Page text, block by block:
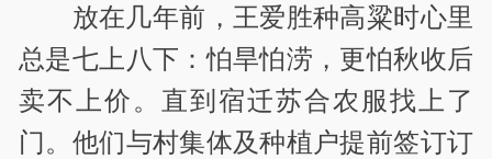
放在几年前，王爱胜种高粱时心里
总是七上八下：怕旱怕涝，更怕秋收后
卖不上价。直到宿迁苏合农服找上了
门。他们与村集体及种植户提前签订订